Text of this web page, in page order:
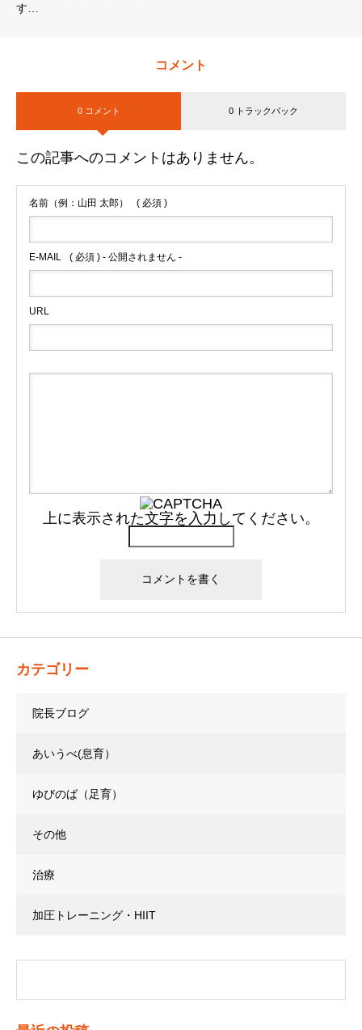
す…
コメント
0 コメント 0 トラックバック
この記事へのコメントはありません。
名前（例：山田 太郎） ( 必須 )
E-MAIL ( 必須 ) - 公開されません -
URL
上に表示された文字を入力してください。
カテゴリー
院長ブログ
あいうべ(息育）
ゆびのば（足育）
その他
治療
加圧トレーニング・HIIT